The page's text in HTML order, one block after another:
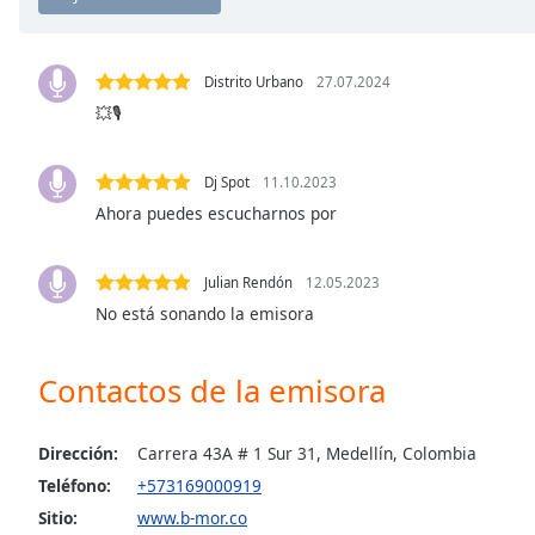
Chapters
Descriptions
off,
selected
subtitles
settings,
settings
subtitles
off
selected
Distrito Urbano 27.07.2024
💥🎙️
Dj Spot 11.10.2023
Ahora puedes escucharnos por
Julian Rendón 12.05.2023
No está sonando la emisora
Contactos de la emisora
Dirección:
Carrera 43A # 1 Sur 31, Medellín, Colombia
Teléfono:
+573169000919
Sitio:
www.b-mor.co